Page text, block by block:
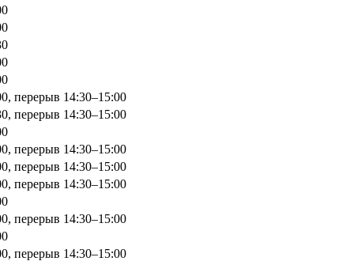
перерыв 14:30–15:00
перерыв 14:30–15:00
перерыв 14:30–15:00
перерыв 14:30–15:00
перерыв 14:30–15:00
перерыв 14:30–15:00
перерыв 14:30–15:00